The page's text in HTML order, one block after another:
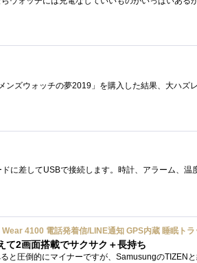
2画面搭載でサクサク＋長持ち